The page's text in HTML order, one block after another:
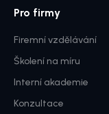
Pro firmy
Firemní vzdělávání
Školení na míru
Interní akademie
Konzultace